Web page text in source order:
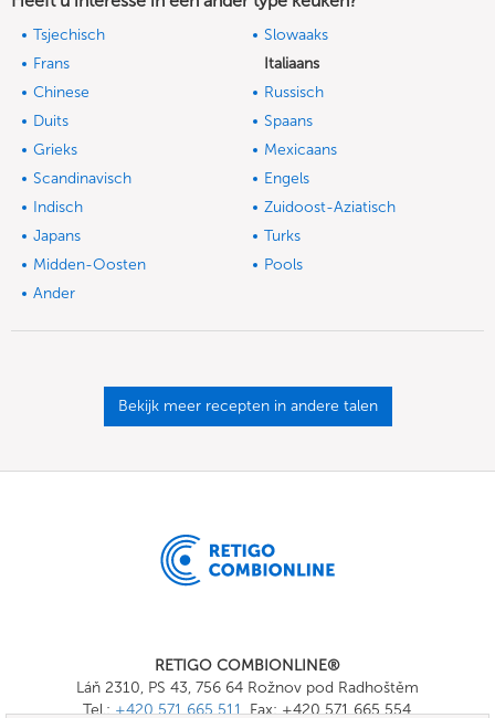
Tsjechisch
Slowaaks
Frans
Italiaans
Chinese
Russisch
Duits
Spaans
Grieks
Mexicaans
Scandinavisch
Engels
Indisch
Zuidoost-Aziatisch
Japans
Turks
Midden-Oosten
Pools
Ander
Bekijk meer recepten in andere talen
RETIGO COMBIONLINE®
Láň 2310, PS 43, 756 64 Rožnov pod Radhoštěm
Tel.:+420 571 665 511, Fax: +420 571 665 554